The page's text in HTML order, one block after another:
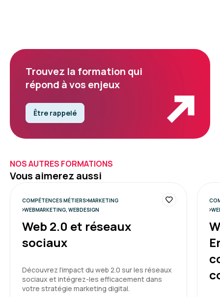
Trouvez la formation qui
répond à vos enjeux
Être rappelé
NOS AUTRES FORMATIONS
Vous aimerez aussi
COMPÉTENCES MÉTIERS MARKETING
WEBMARKETING, WEBDESIGN
Web 2.0 et réseaux
sociaux
Découvrez l’impact du web 2.0 sur les réseaux
sociaux et intégrez-les efficacement dans
votre stratégie marketing digital.